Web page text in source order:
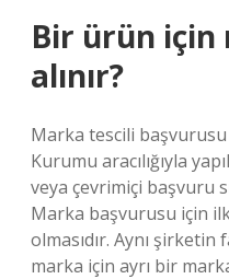
Bir ürün için
alınır?
Marka tescili
Kurumu aracılığıyla
veya çevrimiçi başvuru
Marka başvurusu için
olmasıdır. Aynı
marka için ayrı bir